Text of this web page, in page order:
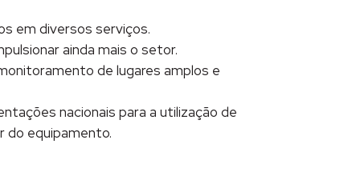
em diversos serviços.
ainda mais o setor.
de lugares amplos e
nacionais para a utilização de
do equipamento.